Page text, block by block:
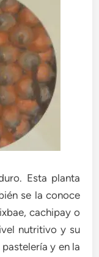
Esta planta
se la conoce
cachipay o
nutritivo y su
y en la